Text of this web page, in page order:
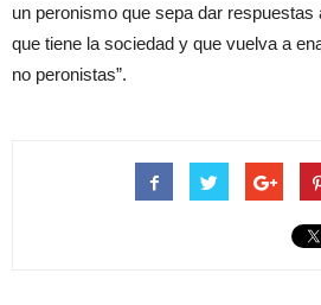
un peronismo que sepa dar
que tiene la sociedad y que vuelva a
no peronistas”.